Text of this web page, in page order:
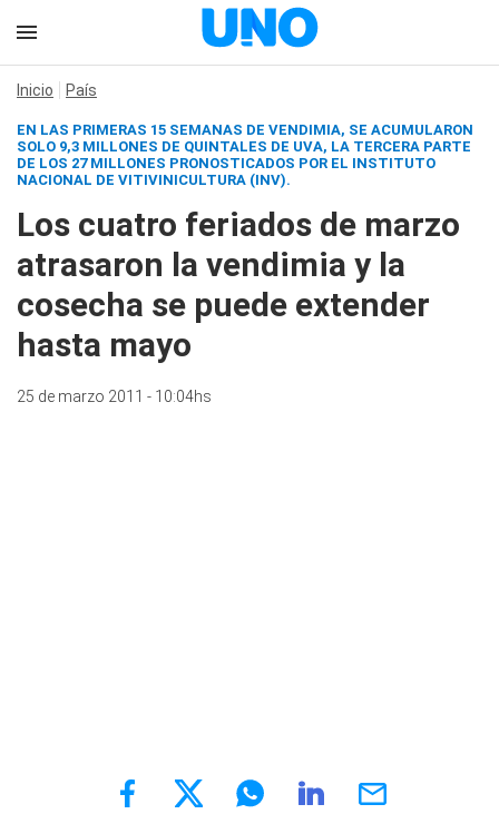
Inicio País
EN LAS PRIMERAS 15 SEMANAS DE VENDIMIA, SE ACUMULARON
SOLO 9,3 MILLONES DE QUINTALES DE UVA, LA TERCERA PARTE
DE LOS 27 MILLONES PRONOSTICADOS POR EL INSTITUTO
NACIONAL DE VITIVINICULTURA (INV).
Los cuatro feriados de marzo
atrasaron la vendimia y la
cosecha se puede extender
hasta mayo
25 de marzo 2011 - 10:04hs